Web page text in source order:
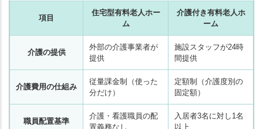
項目
住宅型有料老人ホー
ム
介護付き有料老人ホ
ーム
介護の提供
外部の介護事業者が
提供
施設スタッフが24時
間提供
介護費用の仕組み
従量課金制（使った
分だけ）
定額制（介護度別の
固定額）
職員配置基準
介護・看護職員の配
置義務なし
入居者3名に対し1名
以上